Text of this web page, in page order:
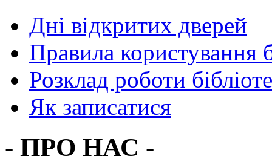
Дні відкритих дверей
Правила користування
Розклад роботи
Як записатися
- ПРО НАС -